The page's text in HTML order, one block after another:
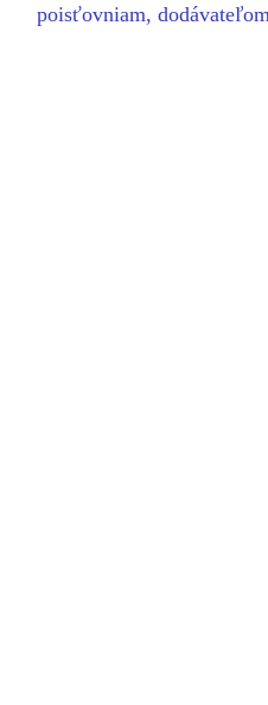
poisťovniam,